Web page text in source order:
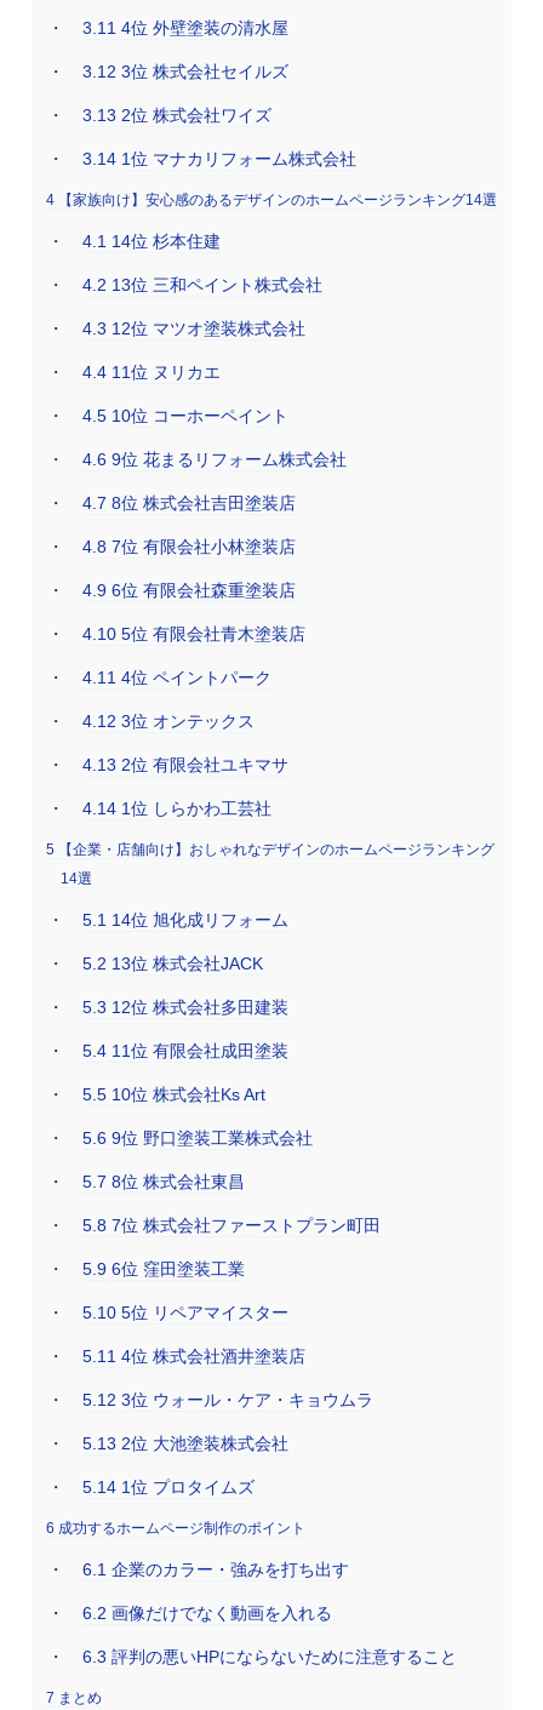
3.114位 外壁塗装の清水屋
3.12 3位 株式会社セイルズ
3.13 2位 株式会社ワイズ
3.141位 マナカリフォーム株式会社
4【家族向け】安心感のあるデザインのホームページランキング14選
4.114位 杉本住建
4.2 13位 三和ペイント株式会社
4.3 12位 マツオ塗装株式会社
4.411位 ヌリカエ
4.510位 コーホーペイント
4.69位 花まるリフォーム株式会社
4.7 8位 株式会社吉田塗装店
4.8 7位 有限会社小林塗装店
4.96位 有限会社森重塗装店
4.105位 有限会社青木塗装店
4.114位 ペイントパーク
4.12 3位 オンテックス
4.13 2位 有限会社ユキマサ
4.141位 しらかわ工芸社
5【企業・店舗向け】おしゃれなデザインのホームページランキング
14選
5.114位 旭化成リフォーム
5.2 13位 株式会社JACK
5.3 12位 株式会社多田建装
5.411位 有限会社成田塗装
5.510位 株式会社Ks Art
5.69位 野口塗装工業株式会社
5.7 8位 株式会社東昌
5.8 7位 株式会社ファーストプラン町田
5.96位 窪田塗装工業
5.105位 リペアマイスター
5.114位 株式会社酒井塗装店
5.12 3位 ウォール・ケア・キョウムラ
5.13 2位 大池塗装株式会社
5.141位 プロタイムズ
6 成功するホームページ制作のポイント
6.1企業のカラー・強みを打ち出す
6.2 画像だけでなく動画を入れる
6.3 評判の悪いHPにならないために注意すること
7 まとめ